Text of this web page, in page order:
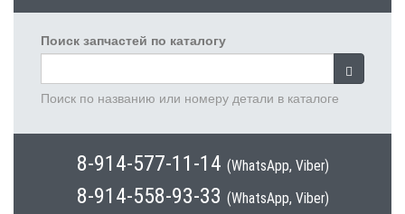
Поиск запчастей по каталогу
Поиск по названию или номеру детали в каталоге
8-914-577-11-14 (WhatsApp, Viber)
8-914-558-93-33 (WhatsApp, Viber)